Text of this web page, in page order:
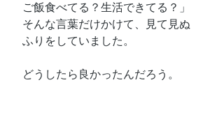
ご飯食べてる？生活できてる？」
そんな言葉だけかけて、見て見ぬ
ふりをしていました。
どうしたら良かったんだろう。